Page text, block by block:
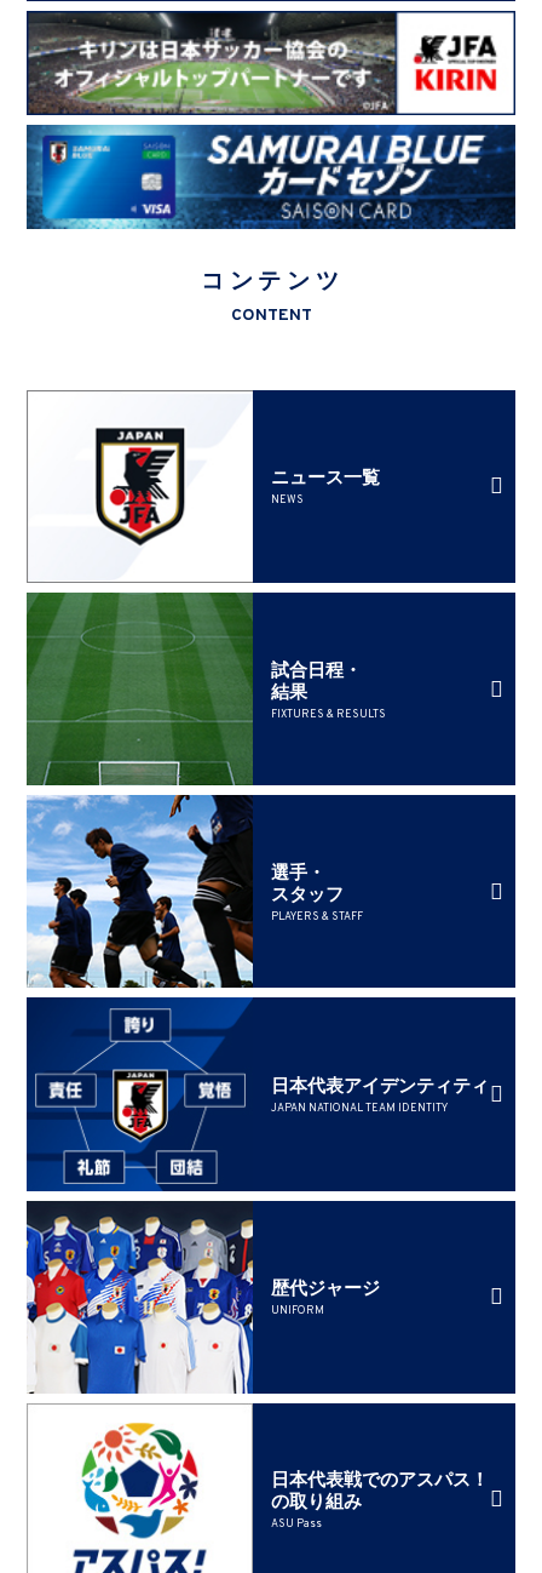
コンテンツ
CONTENT
ニュース一覧
NEWS
試合日程・
結果
FIXTURES & RESULTS
選手・
スタッフ
PLAYERS & STAFF
日本代表アイデンティティ
JAPAN NATIONAL TEAM IDENTITY
歴代ジャージ
UNIFORM
日本代表戦でのアスパス！
の取り組み
ASU Pass